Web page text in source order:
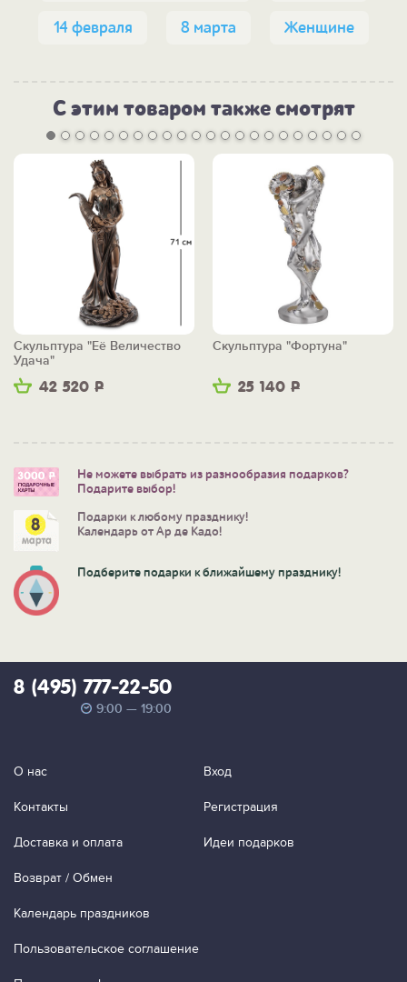
14 февраля 8 марта Женщине
С этим товаром также смотрят
42 520 Р
Скульптура "Её Величество
Удача"
25 140 Р
Скульптура "Фортуна"
Не можете выбрать из разнообразия подарков?
Подарите выбор!
Подарки к любому празднику!
Календарь от Ар де Кадо!
Подберите подарки к ближайшему празднику!
8 (495) 777-22-50
9:00 — 19:00
О нас
Контакты
Доставка и оплата
Возврат / Обмен
Календарь праздников
Пользовательское соглашение
Вход
Регистрация
Идеи подарков